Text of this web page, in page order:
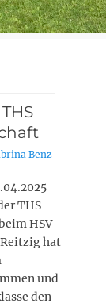
Benz
THS
HSV
hat
und
den